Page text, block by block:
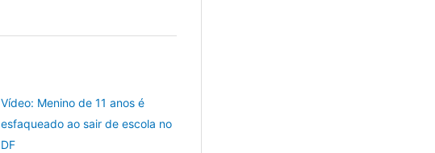
Vídeo: Menino de 11 anos é
esfaqueado ao sair de escola no
DF